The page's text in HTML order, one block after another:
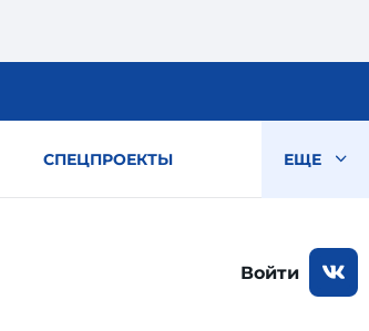
СПЕЦПРОЕКТЫ ЕЩЕ
Войти